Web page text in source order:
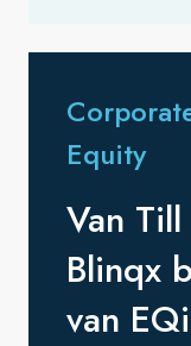
Equity
Van
Blinqx
van